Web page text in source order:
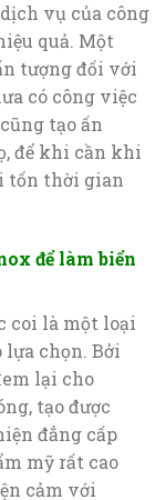
vụ của công
quả. Một
tượng đối với
có công việc
tạo ấn
để khi cần khi
tốn thời gian
để làm biển
coi là một loại
chọn. Bởi
lại cho
tạo được
đẳng cấp
mỹ rất cao
cảm với